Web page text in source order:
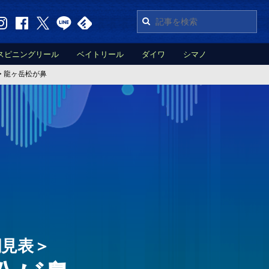
ピニングリール ベイトリール ダイワ シマノ
龍ヶ岳松が鼻
表＞